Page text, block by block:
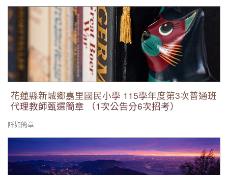
花蓮縣新城鄉嘉里國民小學 115學年度第3次普通班代理教師甄
選簡章 （1次公告分6次招考）
花蓮縣新城鄉嘉里國民小學 115學年度第3次普通班
代理教師甄選簡章 （1次公告分6次招考）
詳如簡章
2026太平洋原住民傳統射箭巡迴賽歡迎報名參加。